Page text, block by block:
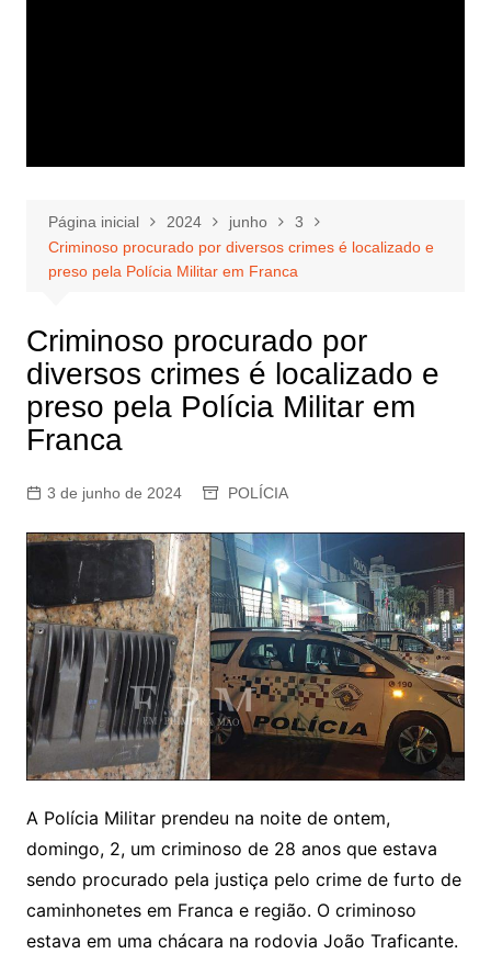
Página inicial 2024 junho
3
Criminoso procurado por diversos crimes é localizado e
preso pela Polícia Militar em Franca
Criminoso procurado por
diversos crimes é localizado e
preso pela Polícia Militar em
Franca
3 de junho de 2024 POLÍCIA
A Polícia Militar prendeu na noite de ontem,
domingo, 2, um criminoso de 28 anos que estava
sendo procurado pela justiça pelo crime de furto de
caminhonetes em Franca e região. O criminoso
estava em uma chácara na rodovia João Traficante.